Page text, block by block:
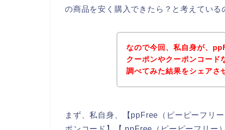
の商品を安く購入できたら？と考えている
なので今回、私自身が、
クーポンやクーポンコード
調べてみた結果をシェアさ
まず、私自身、【ppFree（ピーピーフリ